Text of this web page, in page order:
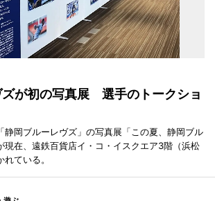
が初の写真展 選手のトークショ
静岡ブルーレヴズ」の写真展「この夏、静岡ブル
現在、遠鉄百貨店イ・コ・イスクエア3階（浜松
ている。